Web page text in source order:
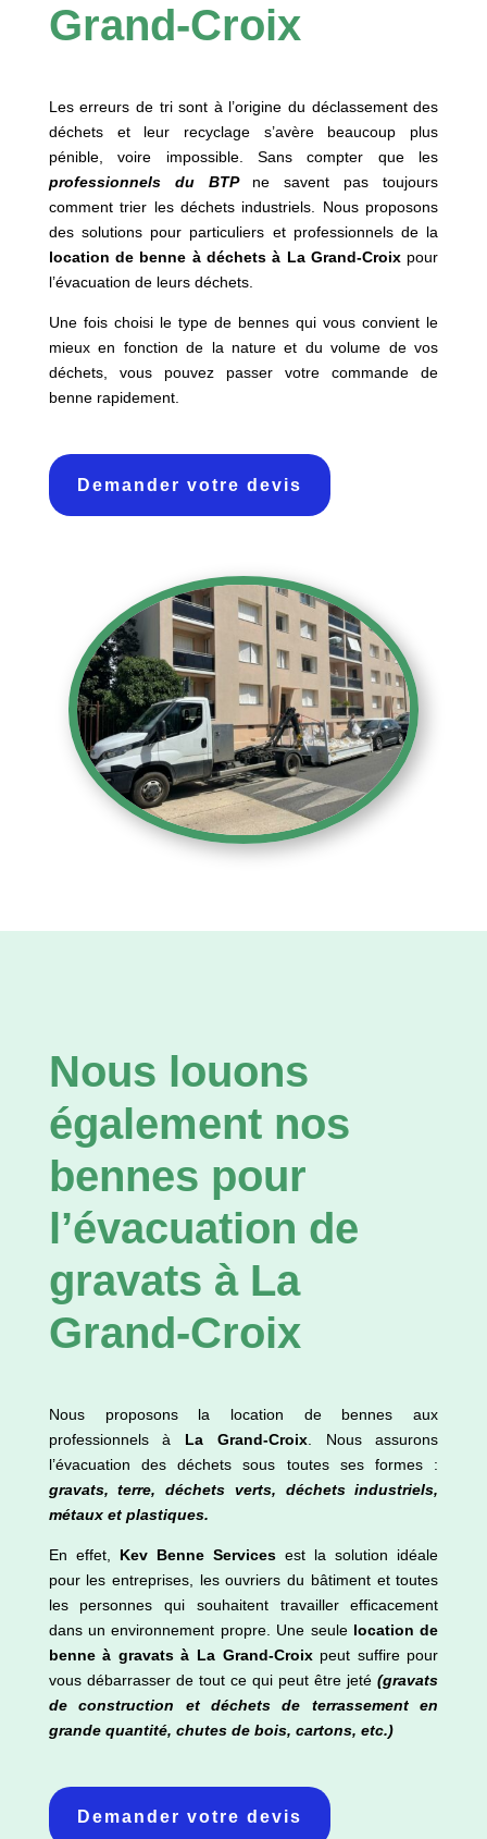
Grand-Croix
Les erreurs de tri sont à l’origine du déclassement des
déchets et leur recyclage s’avère beaucoup plus
pénible, voire impossible. Sans compter que les
professionnels du BTPne savent pas toujours
comment trier les déchets industriels. Nous proposons
des solutions pour particuliers et professionnels de la
location de benne à déchets à La Grand-Croixpour
l’évacuation de leurs déchets.
Une fois choisi le type de bennes qui vous convient le
mieux en fonction de la nature et du volume de vos
déchets, vous pouvez passer votre commande de
benne rapidement.
Demander votre devis
Nous louons
également nos
bennes pour
l’évacuation de
gravats à La
Grand-Croix
Nous proposons la location de bennes aux
professionnels à La Grand-Croix. Nous assurons
l’évacuation des déchets sous toutes ses formes :
gravats, terre, déchets verts, déchets industriels,
métaux et plastiques.
En effet, Kev Benne Services est la solution idéale
pour les entreprises, les ouvriers du bâtiment et toutes
les personnes qui souhaitent travailler efficacement
dans un environnement propre. Une seule location de
benne à gravats à La Grand-Croixpeut suffire pour
vous débarrasser de tout ce qui peut être jeté(gravats
de construction et déchets de terrassement en
grande quantité, chutes de bois, cartons, etc.)
Demander votre devis